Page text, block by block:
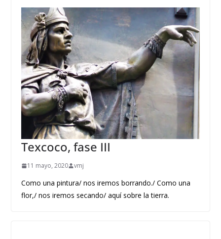
Texcoco, fase III
11 mayo, 2020 vmj
Como una pintura/ nos iremos borrando./ Como una
flor,/ nos iremos secando/ aquí sobre la tierra.